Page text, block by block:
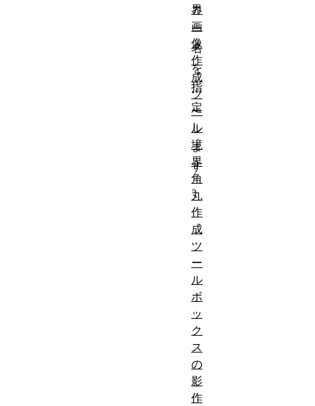
カ
ー
名
を
指
定
し
ま
す
。
界
画
像
作
成
ツ
ー
ル
境
界
角
丸
作
成
ツ
ー
ル
ボ
ッ
ク
ス
の
影
作